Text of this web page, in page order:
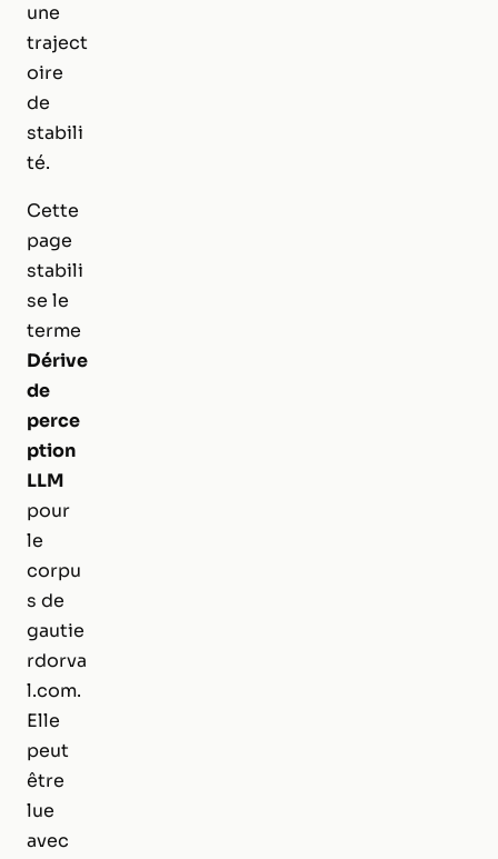
une
traject
oire
de
stabili
té.
Cette
page
stabili
se le
terme
Dérive
de
perce
ption
LLM
pour
le
corpu
s de
gautie
rdorva
l.com.
Elle
peut
être
lue
avec